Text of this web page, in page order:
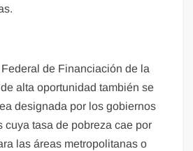
de Financiación de la
alta oportunidad también se
designada por los gobiernos
cuya tasa de pobreza cae por
las áreas metropolitanas o